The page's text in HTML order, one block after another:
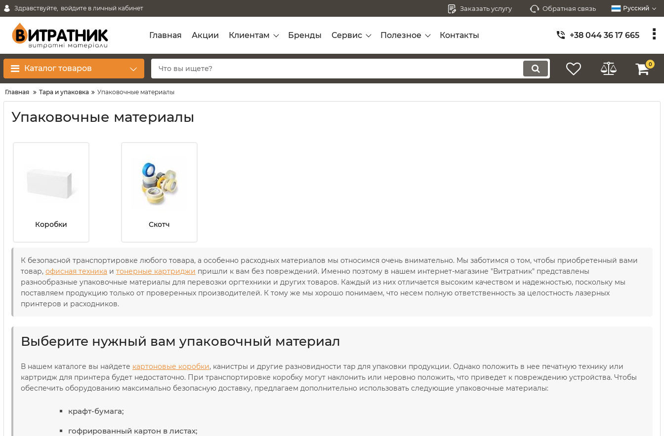
Здравствуйте, войдите в личный кабинет Заказать услугу Обратная связь Русский
Главная Акции Клиентам Бренды Сервис Полезное Контакты +38 044 36 17 665
Каталог товаров 0
Главная Тара и упаковка Упаковочные материалы
Упаковочные материалы
Коробки Скотч
К безопасной транспортировке любого товара, а особенно расходных материалов мы относимся очень внимательно. Мы заботимся о том, чтобы приобретенный вами
товар, офисная техника и тонерные картриджи пришли к вам без повреждений. Именно поэтому в нашем интернет-магазине "Витратник" представлены
разнообразные упаковочные материалы для перевозки оргтехники и других товаров. Каждый из них отличается высоким качеством и надежностью, поскольку мы
поставляем продукцию только от проверенных производителей. К тому же мы хорошо понимаем, что несем полную ответственность за целостность лазерных
принтеров и расходников.
Выберите нужный вам упаковочный материал
В нашем каталоге вы найдете картоновые коробки, канистры и другие разновидности тар для упаковки продукции. Однако положить в нее печатную технику или
картридж для принтера будет недостаточно. При транспортировке коробку могут наклонить или неровно положить, что приведет к повреждению устройства. Чтобы
обеспечить оборудованию максимально безопасную доставку, предлагаем дополнительно использовать следующие упаковочные материалы:
крафт-бумага;
гофрированный картон в листах;